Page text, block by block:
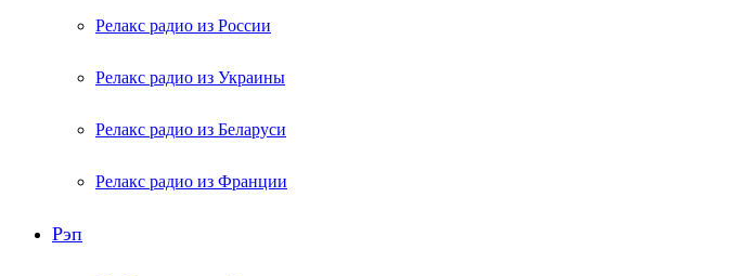
Релакс радио из России
Релакс радио из Украины
Релакс радио из Беларуси
Релакс радио из Франции
Рэп